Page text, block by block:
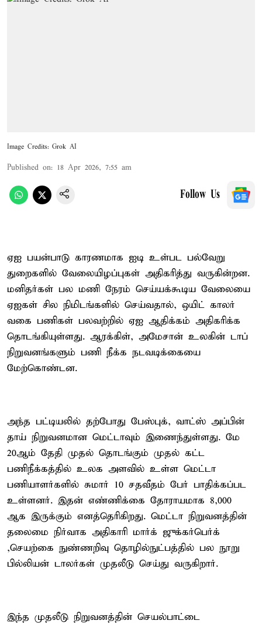
Image Credits: Grok AI
Published on: 18 Apr 2026, 7:55 am
Follow Us
ஏஐ பயன்பாடு காரணமாக ஐடி உள்பட பல்வேறு
துறைகளில் வேலையிழப்புகள் அதிகரித்து வருகின்றன.
மனிதர்கள் பல மணி நேரம் செய்யக்கூடிய வேலையை
ஏஐகள் சில நிமிடங்களில் செய்வதால், ஒயிட் காலர்
வகை பணிகள் பலவற்றில் ஏஐ ஆதிக்கம் அதிகரிக்க
தொடங்கியுள்ளது. ஆரக்கிள், அமேசான் உலகின் டாப்
நிறுவனங்களும் பணி நீக்க நடவடிக்கையை
மேற்கொண்டன.
அந்த பட்டியலில் தற்போது பேஸ்புக், வாட்ஸ் அப்பின்
தாய் நிறுவனமான மெட்டாவும் இணைந்துள்ளது. மே
20ஆம் தேதி முதல் தொடங்கும் முதல் கட்ட
பணிநீக்கத்தில் உலக அளவில் உள்ள மெட்டா
பணியாளர்களில் சுமார் 10 சதவீதம் பேர் பாதிக்கப்பட
உள்ளனர். இதன் எண்ணிக்கை தோராயமாக 8,000
ஆக இருக்கும் எனத்தெரிகிறது. மெட்டா நிறுவனத்தின்
தலைமை நிர்வாக அதிகாரி மார்க் ஜுக்கர்பெர்க்
,செயற்கை நுண்ணறிவு தொழில்நுட்பத்தில் பல நூறு
பில்லியன் டாலர்கள் முதலீடு செய்து வருகிறார்.
இந்த முதலீடு நிறுவனத்தின் செயல்பாட்டை